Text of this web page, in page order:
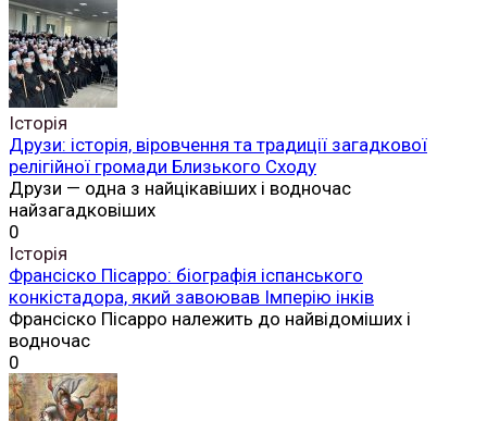
Історія
Друзи: історія, віровчення та традиції загадкової
релігійної громади Близького Сходу
Друзи — одна з найцікавіших і водночас
найзагадковіших
0
Історія
Франсіско Пісарро: біографія іспанського
конкістадора, який завоював Імперію інків
Франсіско Пісарро належить до найвідоміших і
водночас
0